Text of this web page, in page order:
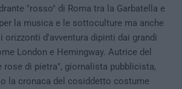
"rosso" di Roma tra la Garbatella e
la musica e le sottoculture ma anche
orizzonti d'avventura dipinti dai grandi
London e Hemingway. Autrice del
rose di pietra", giornalista pubblicista,
la cronaca del cosiddetto costume